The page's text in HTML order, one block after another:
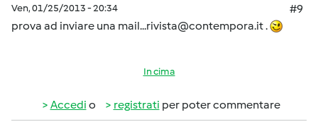
Ven, 01/25/2013 - 20:34
#9
prova ad inviare una mail...rivista@contempora.it.
In cima
Accedi o registrati per poter commentare